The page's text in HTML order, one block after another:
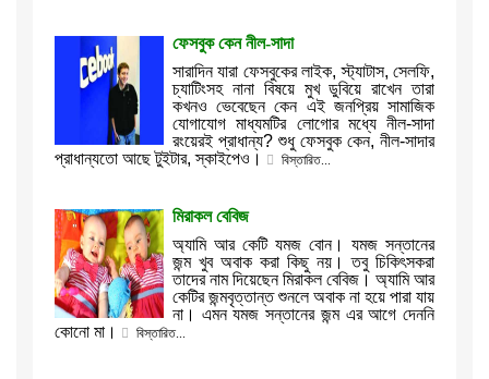
ফেসবুক কেন নীল-সাদা
সারাদিন যারা ফেসবুকের লাইক, স্ট্যাটাস, সেলফি,
চ্যাটিংসহ নানা বিষয়ে মুখ ডুবিয়ে রাখেন তারা
কখনও ভেবেছেন কেন এই জনপ্রিয় সামাজিক
যোগাযোগ মাধ্যমটির লোগোর মধ্যে নীল-সাদা
রংয়েরই প্রাধান্য? শুধু ফেসবুক কেন, নীল-সাদার
প্রাধান্যতো আছে টুইটার, স্কাইপেও।
বিস্তারিত...
মিরাকল বেবিজ
অ্যামি আর কেটি যমজ বোন। যমজ সন্তানের
জন্ম খুব অবাক করা কিছু নয়। তবু চিকিৎসকরা
তাদের নাম দিয়েছেন মিরাকল বেবিজ। অ্যামি আর
কেটির জন্মবৃত্তান্ত শুনলে অবাক না হয়ে পারা যায়
না। এমন যমজ সন্তানের জন্ম এর আগে দেননি
কোনো মা।
বিস্তারিত...